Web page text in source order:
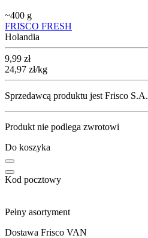
~400 g
FRISCO FRESH
Holandia
Cena
9,99 zł
24,97 zł/kg
Sprzedawcą produktu jest Frisco S.A.
Produkt nie podlega zwrotowi
Do koszyka
Kod pocztowy
Pełny asortyment
Dostawa Frisco VAN